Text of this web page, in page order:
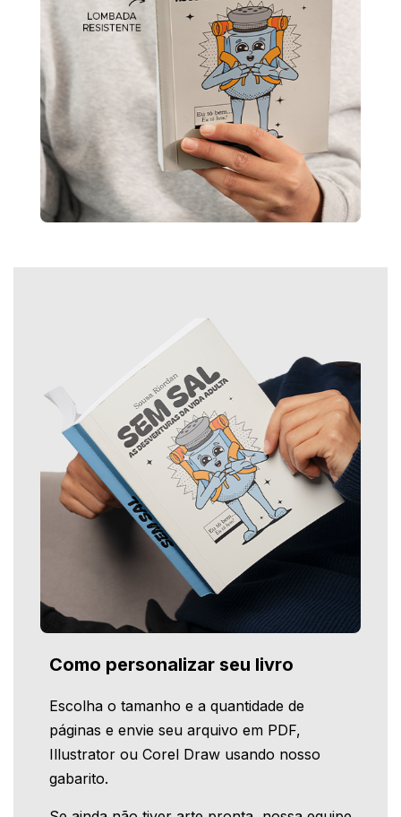
Como personalizar seu livro
Escolha o tamanho e a quantidade de
páginas e envie seu arquivo em PDF,
Illustrator ou Corel Draw usando nosso
gabarito.